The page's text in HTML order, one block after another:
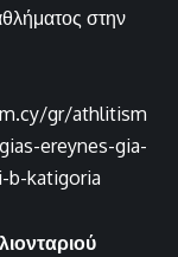
στην
gr/athlitism
ereynes-gia-
b-katigoria